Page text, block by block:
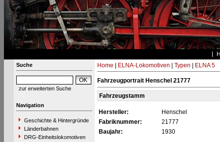
Suche
zur erweiterten Suche
Navigation
Geschichte & Hintergründe
Länderbahnen
DRG-Einheitslokomotiven
Home ELNA-Lokomotiven Typen ELNA 5
Fahrzeugportrait Henschel 21777
Fahrzeugstamm
Hersteller:
Henschel
Fabriknummer:
21777
Baujahr:
1930